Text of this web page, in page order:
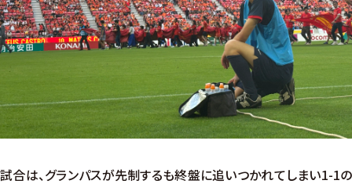
試合は、グランパスが先制するも終盤に追いつかれてしまい1-1の